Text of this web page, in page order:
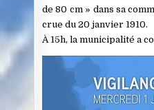
de 80 cm » dans sa
crue du 20 janvier 1910.
À 15h, la municipalité a